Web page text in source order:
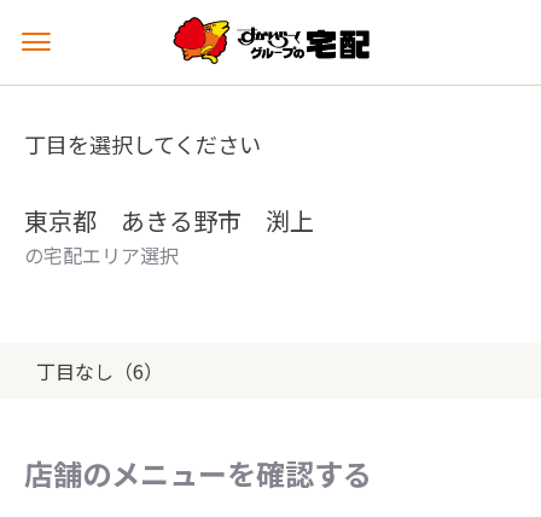
メ
ュ
を
丁目を選択してください
東京都 あきる野市 渕上
の宅配エリア選択
丁目なし（6）
店舗のメニューを確認する